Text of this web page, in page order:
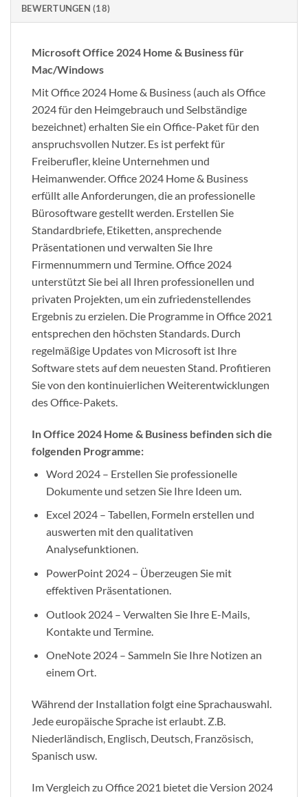
BEWERTUNGEN (18)
Microsoft Office 2024 Home & Business für
Mac/Windows
Mit Office 2024 Home & Business (auch als Office
2024 für den Heimgebrauch und Selbständige
bezeichnet) erhalten Sie ein Office-Paket für den
anspruchsvollen Nutzer. Es ist perfekt für
Freiberufler, kleine Unternehmen und
Heimanwender. Office 2024 Home & Business
erfüllt alle Anforderungen, die an professionelle
Bürosoftware gestellt werden. Erstellen Sie
Standardbriefe, Etiketten, ansprechende
Präsentationen und verwalten Sie Ihre
Firmennummern und Termine. Office 2024
unterstützt Sie bei all Ihren professionellen und
privaten Projekten, um ein zufriedenstellendes
Ergebnis zu erzielen. Die Programme in Office 2021
entsprechen den höchsten Standards. Durch
regelmäßige Updates von Microsoft ist Ihre
Software stets auf dem neuesten Stand. Profitieren
Sie von den kontinuierlichen Weiterentwicklungen
des Office-Pakets.
In Office 2024 Home & Business befinden sich die
folgenden Programme:
Word 2024 – Erstellen Sie professionelle
Dokumente und setzen Sie Ihre Ideen um.
Excel 2024 – Tabellen, Formeln erstellen und
auswerten mit den qualitativen
Analysefunktionen.
PowerPoint 2024 – Überzeugen Sie mit
effektiven Präsentationen.
Outlook 2024 – Verwalten Sie Ihre E-Mails,
Kontakte und Termine.
OneNote 2024 – Sammeln Sie Ihre Notizen an
einem Ort.
Während der Installation folgt eine Sprachauswahl.
Jede europäische Sprache ist erlaubt. Z.B.
Niederländisch, Englisch, Deutsch, Französisch,
Spanisch usw.
Im Vergleich zu Office 2021 bietet die Version 2024